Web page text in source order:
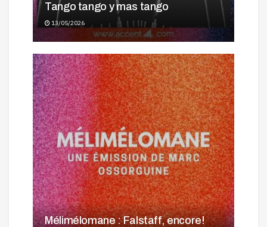
Tango tango y mas tango
13/05/2026
Mélimélomane : Falstaff, encore!